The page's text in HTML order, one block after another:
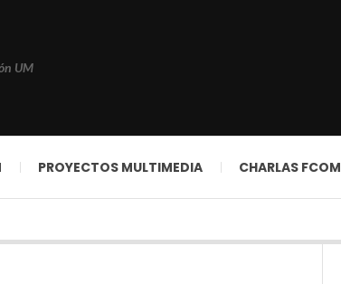
UM
PROYECTOS MULTIMEDIA CHARLAS FCOM